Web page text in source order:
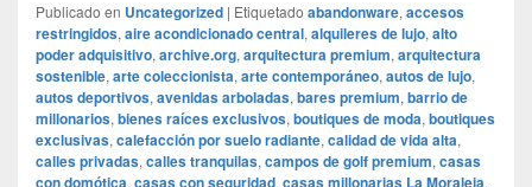
Publicado en Uncategorized | Etiquetado abandonware, accesos
restringidos, aire acondicionado central, alquileres de lujo, alto
poder adquisitivo, archive.org, arquitectura premium, arquitectura
sostenible, arte coleccionista, arte contemporáneo, autos de lujo,
autos deportivos, avenidas arboladas, bares premium, barrio de
millonarios, bienes raíces exclusivos, boutiques de moda, boutiques
exclusivas, calefacción por suelo radiante, calidad de vida alta,
calles privadas, calles tranquilas, campos de golf premium, casas
con domótica, casas con seguridad, casas millonarias La Moraleja,